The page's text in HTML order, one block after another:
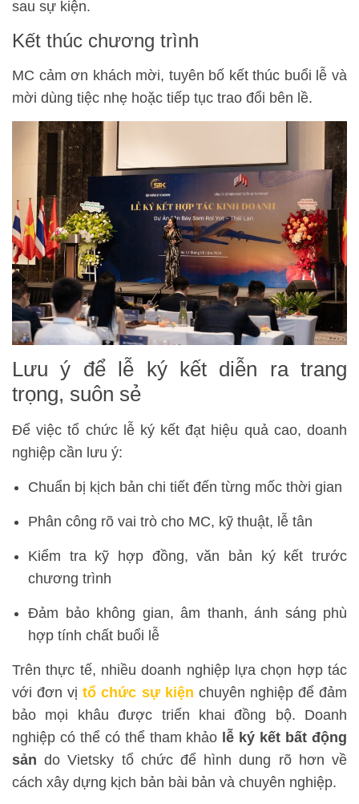
sau sự kiện.
Kết thúc chương trình
MC cảm ơn khách mời, tuyên bố kết thúc buổi lễ và
mời dùng tiệc nhẹ hoặc tiếp tục trao đổi bên lề.
Lưu ý để lễ ký kết diễn ra trang
trọng, suôn sẻ
Để việc tổ chức lễ ký kết đạt hiệu quả cao, doanh
nghiệp cần lưu ý:
Chuẩn bị kịch bản chi tiết đến từng mốc thời gian
Phân công rõ vai trò cho MC, kỹ thuật, lễ tân
Kiểm tra kỹ hợp đồng, văn bản ký kết trước
chương trình
Đảm bảo không gian, âm thanh, ánh sáng phù
hợp tính chất buổi lễ
Trên thực tế, nhiều doanh nghiệp lựa chọn hợp tác
với đơn vịtổ chức sự kiện chuyên nghiệp để đảm
bảo mọi khâu được triển khai đồng bộ. Doanh
nghiệp có thể có thể tham khảo lễ ký kết bất động
sảndo Vietsky tổ chức để hình dung rõ hơn về
cách xây dựng kịch bản bài bản và chuyên nghiệp.